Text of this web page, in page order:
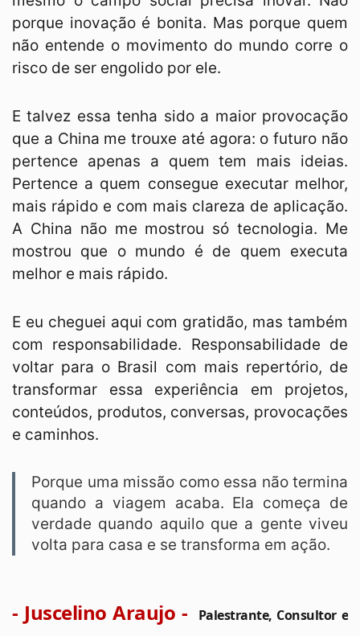
porque inovação é bonita. Mas porque quem
não entende o movimento do mundo corre o
risco de ser engolido por ele.
E talvez essa tenha sido a maior provocação
que a China me trouxe até agora: o futuro não
pertence apenas a quem tem mais ideias.
Pertence a quem consegue executar melhor,
mais rápido e com mais clareza de aplicação.
A China não me mostrou só tecnologia. Me
mostrou que o mundo é de quem executa
melhor e mais rápido.
E eu cheguei aqui com gratidão, mas também
com responsabilidade. Responsabilidade de
voltar para o Brasil com mais repertório, de
transformar essa experiência em projetos,
conteúdos, produtos, conversas, provocações
e caminhos.
Porque uma missão como essa não termina
quando a viagem acaba. Ela começa de
verdade quando aquilo que a gente viveu
volta para casa e se transforma em ação.
- Juscelino Araujo -
Palestrante, Consultor e